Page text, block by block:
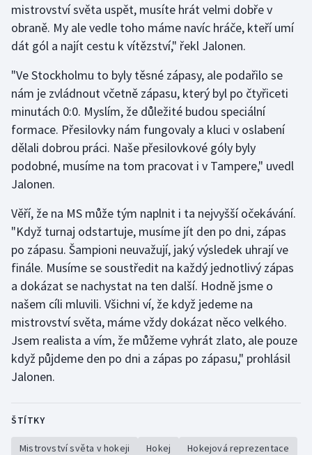
mistrovství světa uspět, musíte hrát velmi dobře v
obraně. My ale vedle toho máme navíc hráče, kteří umí
dát gól a najít cestu k vítězství," řekl Jalonen.
"Ve Stockholmu to byly těsné zápasy, ale podařilo se
nám je zvládnout včetně zápasu, který byl po čtyřiceti
minutách 0:0. Myslím, že důležité budou speciální
formace. Přesilovky nám fungovaly a kluci v oslabení
dělali dobrou práci. Naše přesilovkové góly byly
podobné, musíme na tom pracovat i v Tampere," uvedl
Jalonen.
Věří, že na MS může tým naplnit i ta nejvyšší očekávání.
"Když turnaj odstartuje, musíme jít den po dni, zápas
po zápasu. Šampioni neuvažují, jaký výsledek uhrají ve
finále. Musíme se soustředit na každý jednotlivý zápas
a dokázat se nachystat na ten další. Hodně jsme o
našem cíli mluvili. Všichni ví, že když jedeme na
mistrovství světa, máme vždy dokázat něco velkého.
Jsem realista a vím, že můžeme vyhrát zlato, ale pouze
když půjdeme den po dni a zápas po zápasu," prohlásil
Jalonen.
ŠTÍTKY
Mistrovství světa v hokeji Hokej
Hokejová reprezentace